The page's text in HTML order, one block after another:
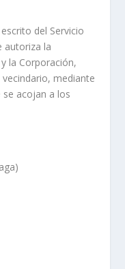
del Servicio
autoriza la
la Corporación,
mediante
acojan a los